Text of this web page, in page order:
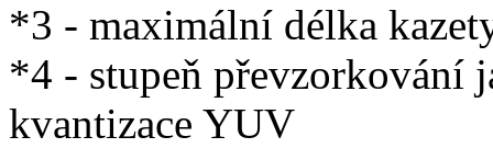
*3 - maximální délka
*4 - stupeň převzorkování
kvantizace YUV